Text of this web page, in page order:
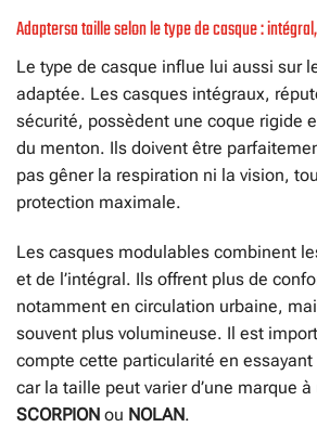
Adaptersa taille selon le type de casque :
Le type de casque influe lui aussi sur
adaptée. Les casques intégraux,
sécurité, possèdent une coque rigide
du menton. Ils doivent être
pas gêner la respiration ni la vision,
protection maximale.
Les casques modulables combinent
et de l’intégral. Ils offrent plus de
notamment en circulation urbaine,
souvent plus volumineuse. Il est
compte cette particularité en
car la taille peut varier d’une marque
SCORPION ou NOLAN.